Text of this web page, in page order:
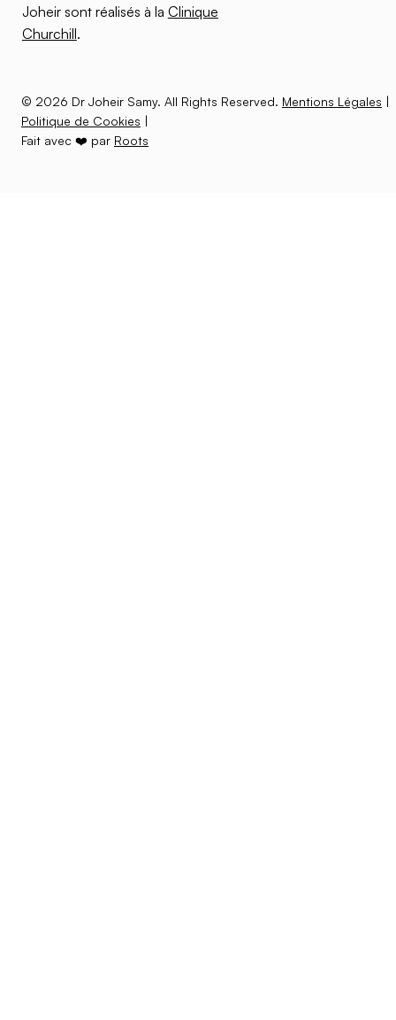
© 2026 Dr Joheir Samy. All Rights Reserved. Mentions Légales
Politique de Cookies
Fait avec ❤️ par Roots
Joheir sont réalisés à la Clinique
Churchill.